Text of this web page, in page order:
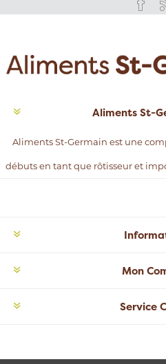
Aliments St-
Aliments St-Germain est une
débuts en tant que rôtisseur et
Mon
Service